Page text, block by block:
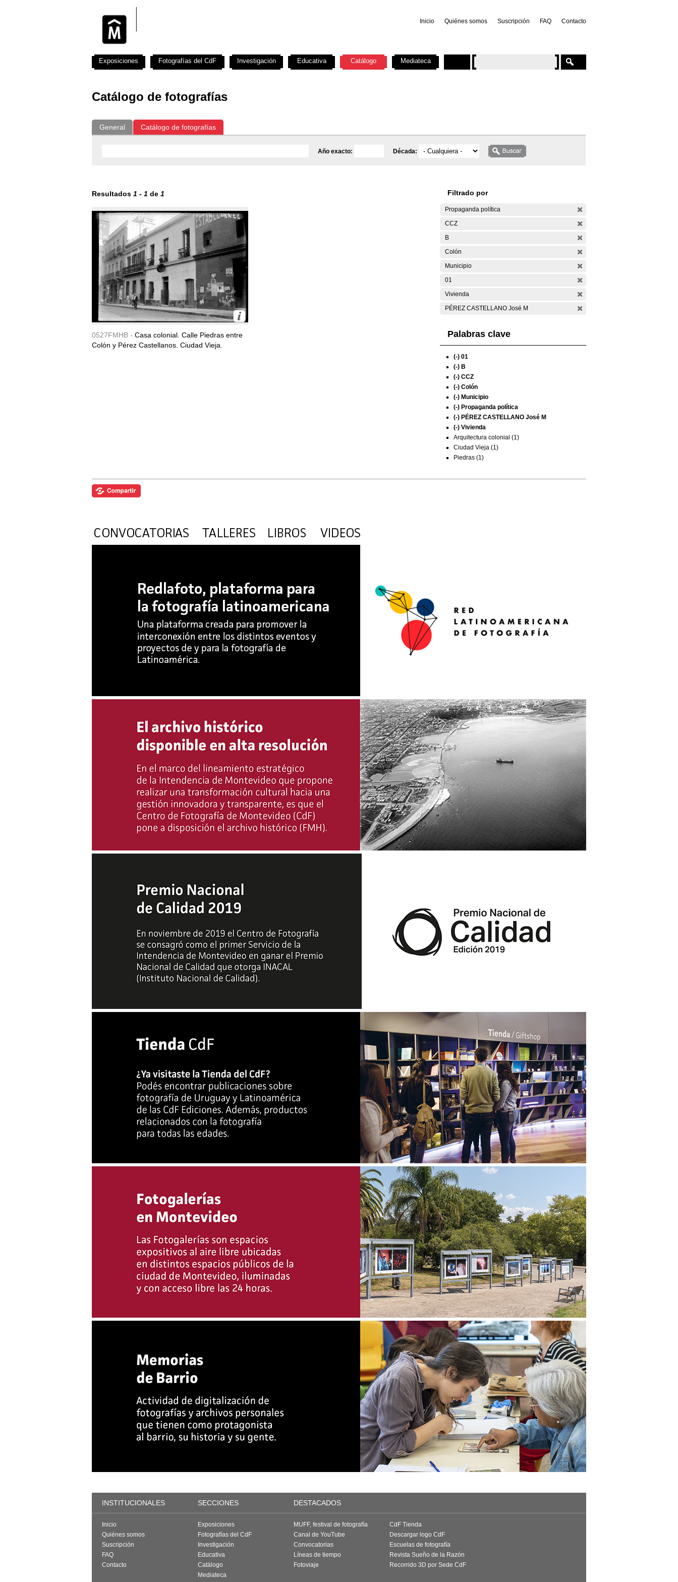
Inicio Quiénes somos Suscripción FAQ Contacto
Catálogo de fotografías
General Catálogo de fotografías
Año exacto: Década:
Resultados 1 - 1 de 1
0527FMHB - Casa colonial. Calle Piedras entre
Colón y Pérez Castellanos. Ciudad Vieja.
Filtrado por
Propaganda política
CCZ
B
Colón
Municipio
01
Vivienda
PÉREZ CASTELLANO José M
Palabras clave
(-) 01
(-) B
(-) CCZ
(-) Colón
(-) Municipio
(-) Propaganda política
(-) PÉREZ CASTELLANO José M
(-) Vivienda
Arquitectura colonial (1)
Ciudad Vieja (1)
Piedras (1)
Exposiciones Fotografías del CdF Investigación Educativa Catálogo Mediateca
INSTITUCIONALES SECCIONES DESTACADOS
Inicio
Quiénes somos
Suscripción
FAQ
Contacto
Exposiciones
Fotografías del CdF
Investigación
Educativa
Catálogo
Mediateca
MUFF, festival de fotografía
Canal de YouTube
Convocatorias
Líneas de tiempo
Fotoviaje
CdF Tienda
Descargar logo CdF
Escuelas de fotografía
Revista Sueño de la Razón
Recorrido 3D por Sede CdF